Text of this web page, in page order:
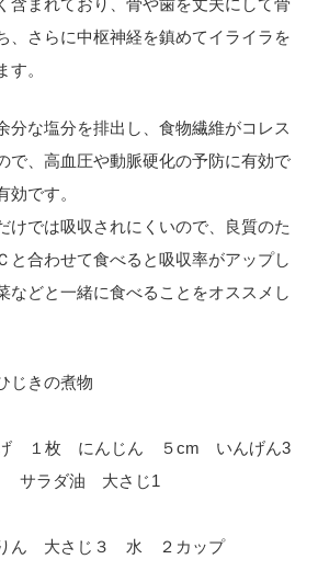
含まれており、骨や歯を丈夫にして骨
、さらに中枢神経を鎮めてイライラを
す。
分な塩分を排出し、食物繊維がコレス
で、高血圧や動脈硬化の予防に有効で
効です。
けでは吸収されにくいので、良質のた
と合わせて食べると吸収率がアップし
などと一緒に食べることをオススメし
の煮物
１枚 にんじん ５cm いんげん3
サラダ油 大さじ1
ん 大さじ３ 水 ２カップ